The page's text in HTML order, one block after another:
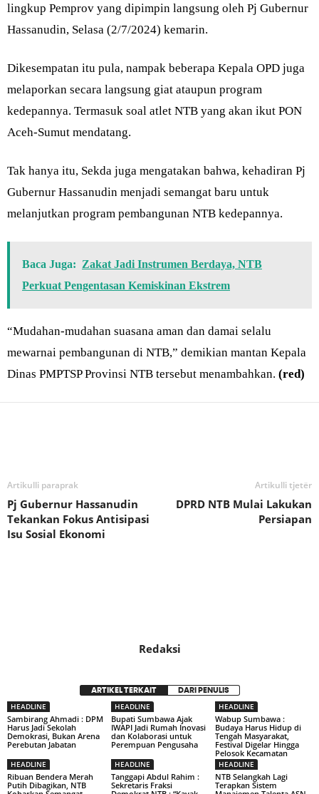
lingkup Pemprov yang dipimpin langsung oleh Pj Gubernur
Hassanudin, Selasa (2/7/2024) kemarin.
Dikesempatan itu pula, nampak beberapa Kepala OPD juga
melaporkan secara langsung giat ataupun program
kedepannya. Termasuk soal atlet NTB yang akan ikut PON
Aceh-Sumut mendatang.
Tak hanya itu, Sekda juga mengatakan bahwa, kehadiran Pj
Gubernur Hassanudin menjadi semangat baru untuk
melanjutkan program pembangunan NTB kedepannya.
Baca Juga: Zakat Jadi Instrumen Berdaya, NTB
Perkuat Pengentasan Kemiskinan Ekstrem
“Mudahan-mudahan suasana aman dan damai selalu
mewarnai pembangunan di NTB,” demikian mantan Kepala
Dinas PMPTSP Provinsi NTB tersebut menambahkan. (red)
Artikulli paraprak
Pj Gubernur Hassanudin
Tekankan Fokus Antisipasi
Isu Sosial Ekonomi
Artikulli tjetër
DPRD NTB Mulai Lakukan
Persiapan
Redaksi
ARTIKEL TERKAIT DARI PENULIS
HEADLINE
Sambirang Ahmadi : DPM
Harus Jadi Sekolah
Demokrasi, Bukan Arena
Perebutan Jabatan
HEADLINE
Bupati Sumbawa Ajak
IWAPI Jadi Rumah Inovasi
dan Kolaborasi untuk
Perempuan Pengusaha
HEADLINE
Wabup Sumbawa :
Budaya Harus Hidup di
Tengah Masyarakat,
Festival Digelar Hingga
Pelosok Kecamatan
HEADLINE
Ribuan Bendera Merah
Putih Dibagikan, NTB
HEADLINE
Tanggapi Abdul Rahim :
Sekretaris Fraksi
HEADLINE
NTB Selangkah Lagi
Terapkan Sistem